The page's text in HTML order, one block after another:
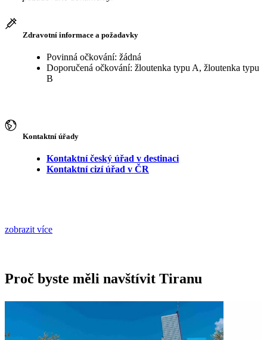
Zdravotní informace a požadavky
Povinná očkování: žádná
Doporučená očkování: žloutenka typu A, žloutenka typu
B
Kontaktní úřady
Kontaktní český úřad v destinaci
Kontaktní cizí úřad v ČR
zobrazit více
Proč byste měli navštívit Tiranu